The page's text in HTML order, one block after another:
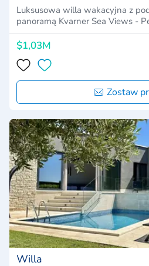
Luksusowa willa wakacyjna z
panoramą Kvarner Sea Views -
$1,03M
Zostaw
Willa